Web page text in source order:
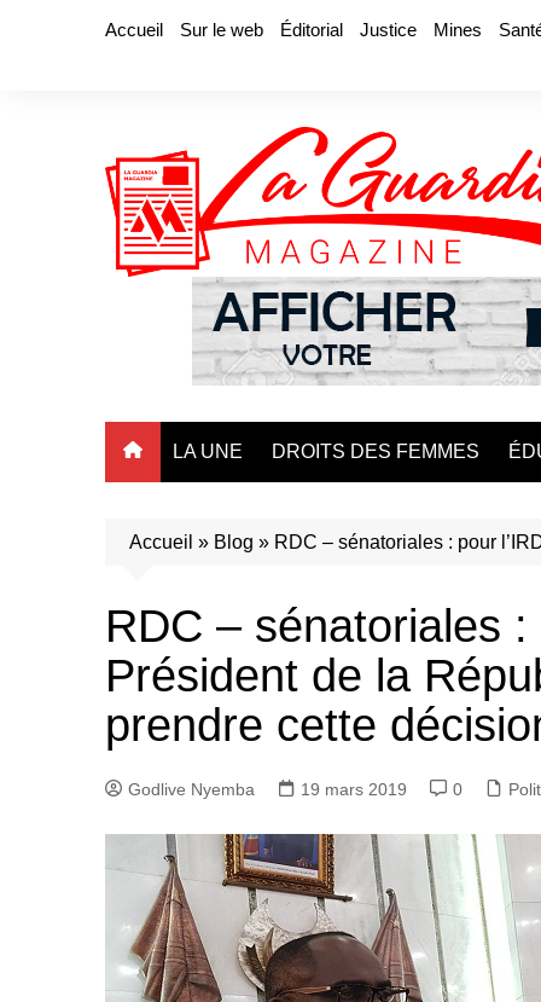
Accueil Sur le web Éditorial Justice Mines
LA UNE DROITS DES FEMMES
Accueil » Blog » RDC – sénatoriales : pour
RDC – sénatoriales :
Président de la
prendre cette
Godlive Nyemba 19 mars 2019 0